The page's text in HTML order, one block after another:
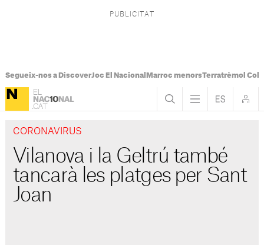
Segueix-nos a DiscoverJoc El Nacional Marroc menorsTerratrèmol
CORONAVIRUS
Vilanova i la Geltrú també
tancarà les platges per Sant
Joan